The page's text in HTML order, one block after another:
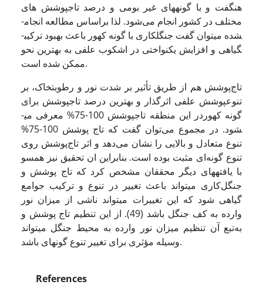
هنگفت و با گونه­های غیر بومی و درصد تاج­پوشش های
مختلف در کشور انجام می‌شود. لذا براساس مطالعه انجام­
شده­ می­توان ­گفت جنگل­کاری با گونه کهور باعث بهبود ترکیب­
گیاهی و افزایش یکنواختی در اشکوب علفی به بهترین نحو
ممکن شده است.
تاج‌پوشش هم از طریق تأثیر بر شدت نور و رطوبت­خاک، بر
تنوع­پوشش علفی اثرگذار و بهترین درصد تاج­­پوشش برای
گونه کهوردر این منطقه تاج­پوشش 100-75% معرفی می­
شود. در مجموع می‌توان گفت که تاج پوشش 100-75%
تنوع متعادل و بالایی را نشان می‌دهد و اثر تاج‌پوشش روی
تنوع گونه‌ای مثبت بوده است. بنابراین ان تحقیق نیز همسو
با یافته­های دیگر محققان مشخص کرد که تاج پوشش و
جنگل‌کاری می­تواند باعث تغییر در تنوع و ترکیب جوامع
گیاهی شود که این تغییرات می­تواند ناشی از میزان نور
وارده به کف جنگل باشد (49). از این تنطیم تاج پوشش و
به‌تبع آن تنظیم میزان نور وارده به محیط جنگل می­تواند
وسیله مؤثری برای تغییر تنوع گونه­ای باشد.
References